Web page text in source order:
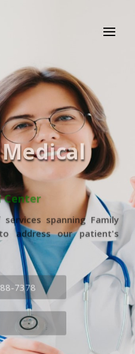
Medical
Center
spanning Family
address our patient's
7378